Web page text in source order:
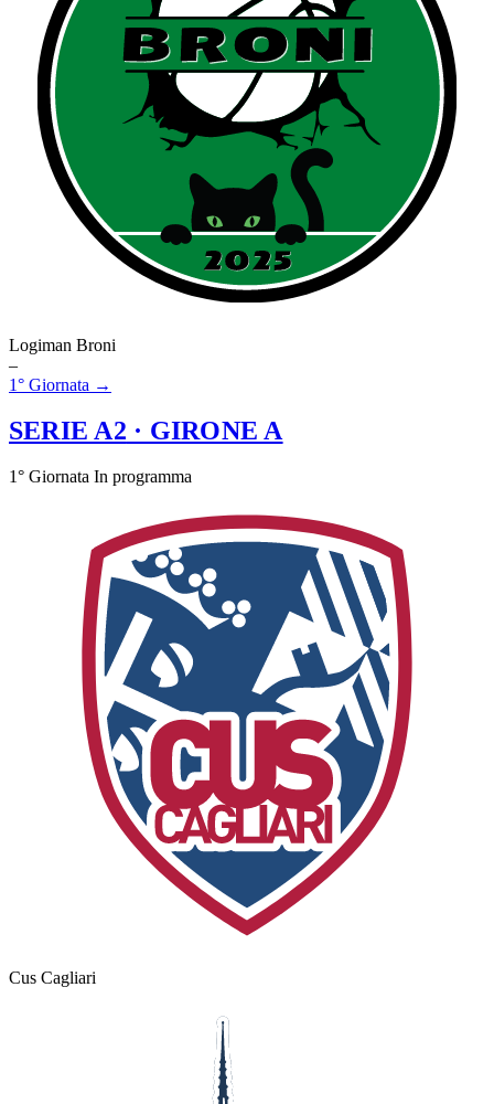
Logiman Broni
–
1° Giornata →
SERIE A2 · GIRONE A
1° Giornata In programma
Cus Cagliari